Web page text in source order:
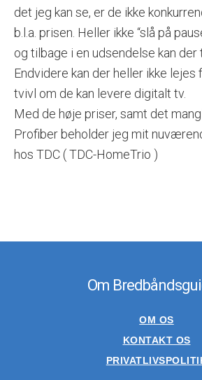
det jeg kan se, er de ikke
b.l.a. prisen. Heller ikke “slå på
og tilbage i en udsendelse kan der
Endvidere kan der heller ikke lejes
tvivl om de kan levere digitalt tv.
Med de høje priser, samt det
Profiber beholder jeg mit
hos TDC ( TDC-HomeTrio )
Om
OM OS
KONTAKT OS